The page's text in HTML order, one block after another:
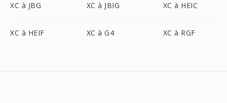
XC à JBG XC à JBIG XC à HEIC
XC à HEIF XC à G4 XC à RGF